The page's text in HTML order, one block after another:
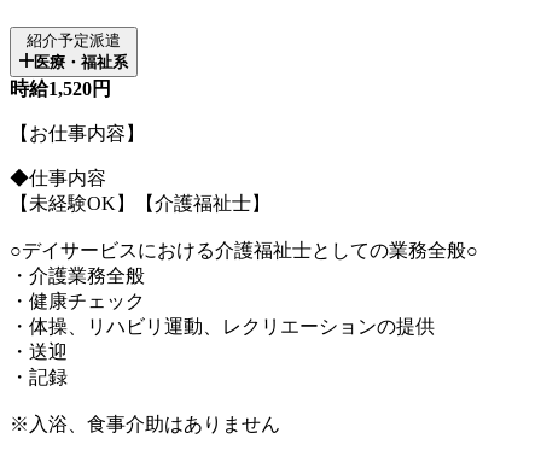
紹介予定派遣
医療・福祉系
時給1,520円
【お仕事内容】
◆仕事内容
【未経験OK】【介護福祉士】
○デイサービスにおける介護福祉士としての業務全般○
・介護業務全般
・健康チェック
・体操、リハビリ運動、レクリエーションの提供
・送迎
・記録
※入浴、食事介助はありません